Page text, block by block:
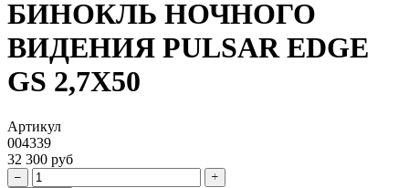
БИНОКЛЬ НОЧНОГО
ВИДЕНИЯ PULSAR EDGE
GS 2,7X50
Артикул
004339
32 300 руб